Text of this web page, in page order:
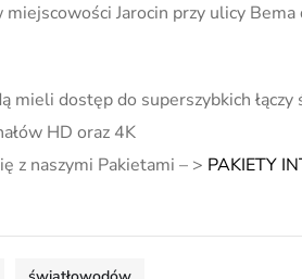
Jarocin przy ulicy
mieli dostęp do superszybkich
HD oraz 4K
z naszymi Pakietami – > PAKIETY